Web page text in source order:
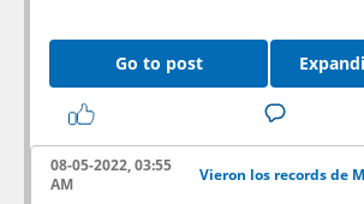
Instant Shop on Sellix, Payment
& ETH)*
https://
Join discord server for
participate in Giveaway
Go to post
08-05-2022, 03:55
AM
Vieron los records de